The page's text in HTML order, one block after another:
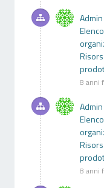
8 anni
8 anni